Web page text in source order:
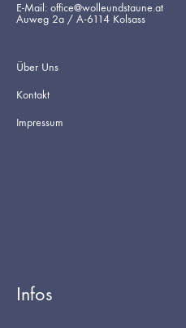
E-Mail: office@wolleundstaune.at
Auweg 2a / A-6114 Kolsass
Über Uns
Kontakt
Impressum
Infos